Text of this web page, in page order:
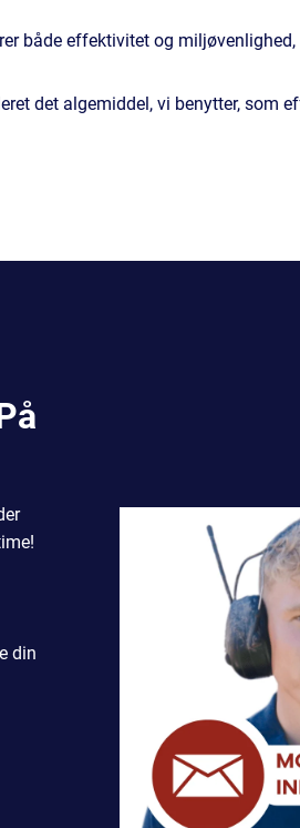
både effektivitet og
det algemiddel, vi benytter, som
din